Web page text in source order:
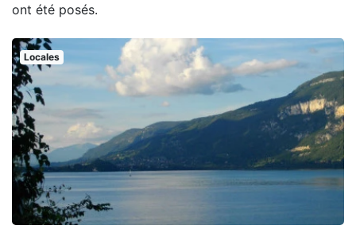
ont été posés.
Locales